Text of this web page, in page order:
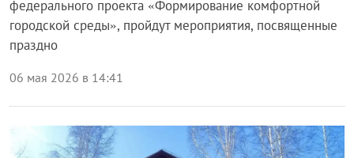
федерального проекта «Формирование комфортной
городской среды», пройдут мероприятия, посвященные
праздно
06 мая 2026 в 14:41
Блог правительства